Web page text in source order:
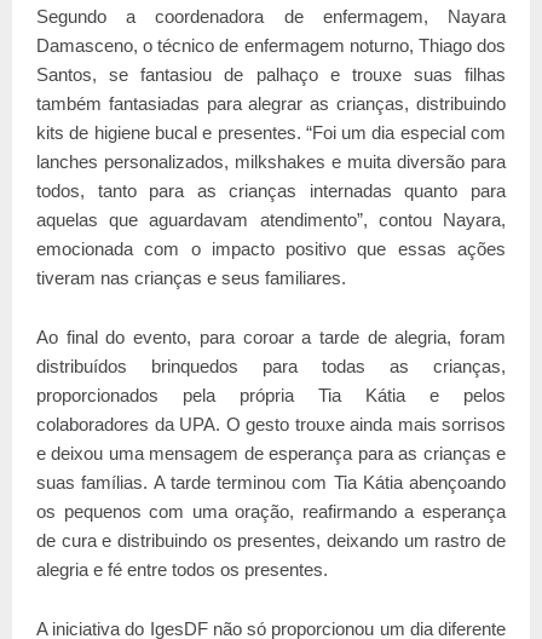
Segundo a coordenadora de enfermagem, Nayara
Damasceno, o técnico de enfermagem noturno, Thiago dos
Santos, se fantasiou de palhaço e trouxe suas filhas
também fantasiadas para alegrar as crianças, distribuindo
kits de higiene bucal e presentes. “Foi um dia especial com
lanches personalizados, milkshakes e muita diversão para
todos, tanto para as crianças internadas quanto para
aquelas que aguardavam atendimento”, contou Nayara,
emocionada com o impacto positivo que essas ações
tiveram nas crianças e seus familiares.
Ao final do evento, para coroar a tarde de alegria, foram
distribuídos brinquedos para todas as crianças,
proporcionados pela própria Tia Kátia e pelos
colaboradores da UPA. O gesto trouxe ainda mais sorrisos
e deixou uma mensagem de esperança para as crianças e
suas famílias. A tarde terminou com Tia Kátia abençoando
os pequenos com uma oração, reafirmando a esperança
de cura e distribuindo os presentes, deixando um rastro de
alegria e fé entre todos os presentes.
A iniciativa do IgesDF não só proporcionou um dia diferente